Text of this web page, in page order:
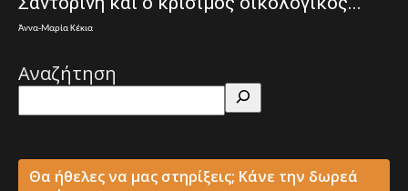
Άννα-Μαρία Κέκια
Αναζήτηση
Θα ήθελες να μας στηρίξεις; Κάνε την δωρεά